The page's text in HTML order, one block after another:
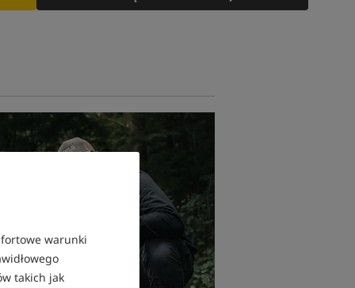
warunki
takich jak